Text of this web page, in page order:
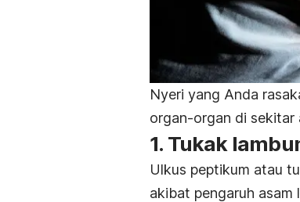
Nyeri yang Anda
organ-organ di sekitar
1. Tukak
Ulkus peptikum atau
akibat pengaruh asam